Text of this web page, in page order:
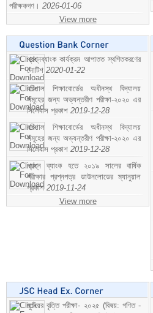
পরীক্ষকগণ। 2026-01-06
View more
প্রশ্নব্যাংক কার্যক্রম আপাতত স্থগিতকরণের
নোটিশ 2020-01-22
বরিশাল শিক্ষাবোর্ডের অধীনস্থ বিদ্যালয়
সমূহের জন্য অভ্যন্তরীণ পরীক্ষা-২০২০ এর
সিলেবাস প্রকাশ 2019-12-28
বরিশাল শিক্ষাবোর্ডের অধীনস্থ বিদ্যালয়
সমূহের জন্য অভ্যন্তরীণ পরীক্ষা-২০২০ এর
সিলেবাস প্রকাশ 2019-12-28
প্রশ্ন ব্যাংক হতে ২০১৯ সালের বার্ষিক
পরীক্ষার প্রশ্নপত্র ডাউনলোডের ম্যানুয়াল
প্রকাশ 2019-11-24
View more
জুনিয়র বৃত্তি পরীক্ষা- ২০২৫ (বিষয়: গণিত -